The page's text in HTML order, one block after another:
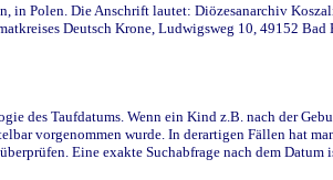
Polen. Die Anschrift lautet: Diözesanarchiv
Deutsch Krone, Ludwigsweg 10, 49152
des Taufdatums. Wenn ein Kind z.B. nach der
vorgenommen wurde. In derartigen Fällen hat
Eine exakte Suchabfrage nach dem